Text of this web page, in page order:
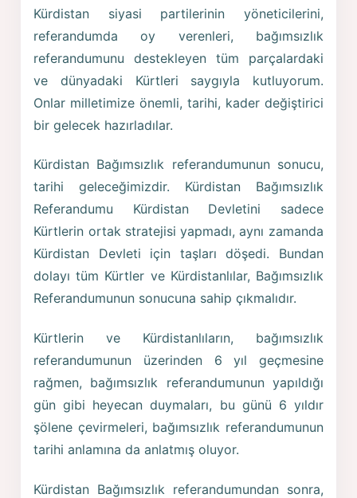
Kürdistan siyasi partilerinin yöneticilerini,
referandumda oy verenleri, bağımsızlık
referandumunu destekleyen tüm parçalardaki
ve dünyadaki Kürtleri saygıyla kutluyorum.
Onlar milletimize önemli, tarihi, kader değiştirici
bir gelecek hazırladılar.
Kürdistan Bağımsızlık referandumunun sonucu,
tarihi geleceğimizdir. Kürdistan Bağımsızlık
Referandumu Kürdistan Devletini sadece
Kürtlerin ortak stratejisi yapmadı, aynı zamanda
Kürdistan Devleti için taşları döşedi. Bundan
dolayı tüm Kürtler ve Kürdistanlılar, Bağımsızlık
Referandumunun sonucuna sahip çıkmalıdır.
Kürtlerin ve Kürdistanlıların, bağımsızlık
referandumunun üzerinden 6 yıl geçmesine
rağmen, bağımsızlık referandumunun yapıldığı
gün gibi heyecan duymaları, bu günü 6 yıldır
şölene çevirmeleri, bağımsızlık referandumunun
tarihi anlamına da anlatmış oluyor.
Kürdistan Bağımsızlık referandumundan sonra,